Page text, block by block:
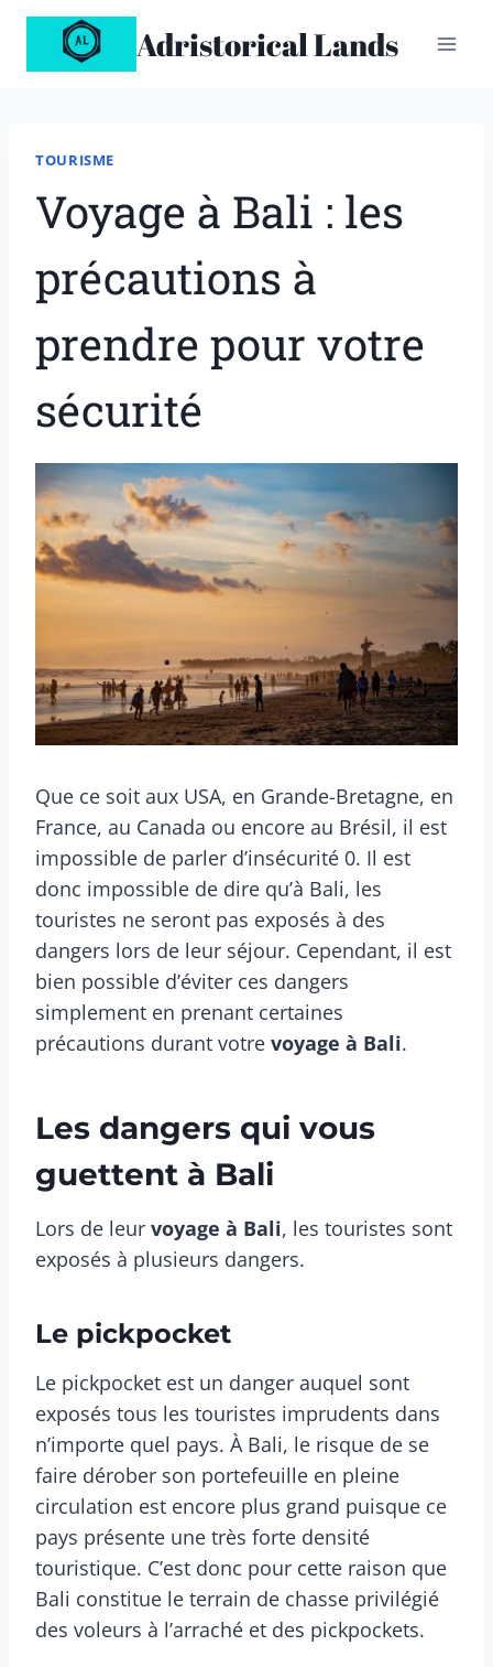
Aller
contenu
Adristorical Lands
TOURISME
Voyage à Bali : les
précautions à
prendre pour votre
sécurité
Que ce soit aux USA, en Grande-Bretagne, en
France, au Canada ou encore au Brésil, il est
impossible de parler d’insécurité 0. Il est
donc impossible de dire qu’à Bali, les
touristes ne seront pas exposés à des
dangers lors de leur séjour. Cependant, il est
bien possible d’éviter ces dangers
simplement en prenant certaines
précautions durant votre voyage à Bali.
Les dangers qui vous
guettent à Bali
Lors de leur voyage à Bali, les touristes sont
exposés à plusieurs dangers.
Le pickpocket
Le pickpocket est un danger auquel sont
exposés tous les touristes imprudents dans
n’importe quel pays. À Bali, le risque de se
faire dérober son portefeuille en pleine
circulation est encore plus grand puisque ce
pays présente une très forte densité
touristique. C’est donc pour cette raison que
Bali constitue le terrain de chasse privilégié
des voleurs à l’arraché et des pickpockets.